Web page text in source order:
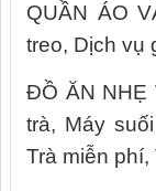
QUẦN ÁO
treo, Dịch vụ
ĐỒ ĂN NHẸ
trà, Máy
Trà miễn phí,